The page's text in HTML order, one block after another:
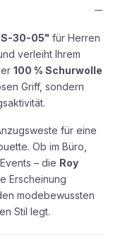
S-30-05" für Herren
verleiht Ihrem
100 % Schurwolle
Griff, sondern
für eine
Ob im Büro,
– die Roy
Erscheinung
modebewussten
Stil legt.